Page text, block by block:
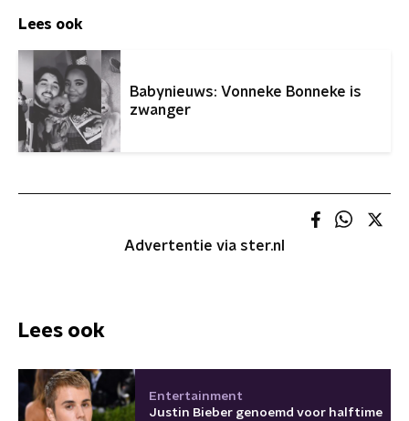
Lees ook
Babynieuws: Vonneke Bonneke is
zwanger
Advertentie via ster.nl
Lees ook
Entertainment
Justin Bieber genoemd voor halftime